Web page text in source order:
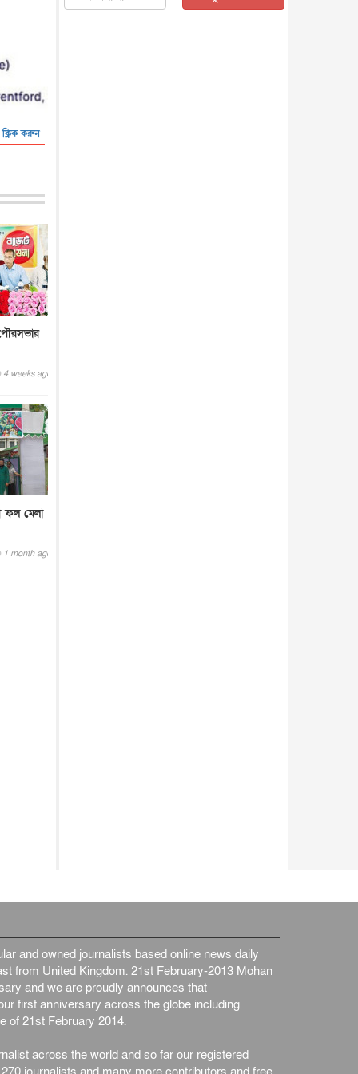
ক্লিক করুন
4 weeks ago
ফল মেলা
1 month ago
জাতীয় ৫ আগস্ট, ২০২৬
and owned journalists based online news daily
from United Kingdom. 21st February-2013 Mohan
and we are proudly announces that
first anniversary across the globe including
of 21st February 2014.
across the world and so far our registered